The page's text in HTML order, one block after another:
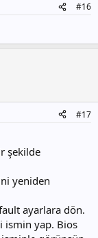
#16
#17
şekilde
yeniden
ayarlara dön.
ismin yap. Bios